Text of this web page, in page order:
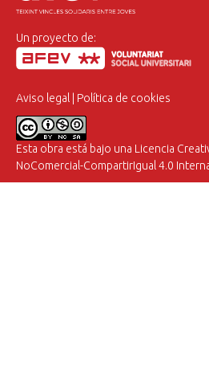
Un proyecto de:
Aviso legal | Política de cookies
Esta obra está bajo una Licencia
NoComercial-CompartirIgual 4.0